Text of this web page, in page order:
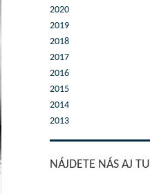
2020
2019
2018
2017
2016
2015
2014
2013
NÁJDETE NÁS AJ TU